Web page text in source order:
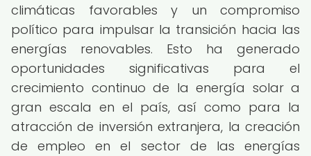
climáticas favorables y un compromiso
político para impulsar la transición hacia las
energías renovables. Esto ha generado
oportunidades significativas para el
crecimiento continuo de la energía solar a
gran escala en el país, así como para la
atracción de inversión extranjera, la creación
de empleo en el sector de las energías